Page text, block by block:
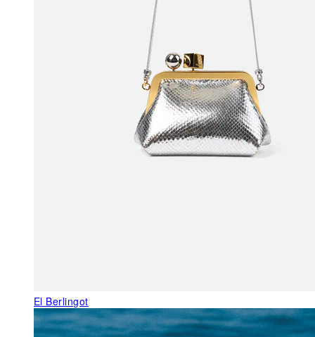
El Berlingot